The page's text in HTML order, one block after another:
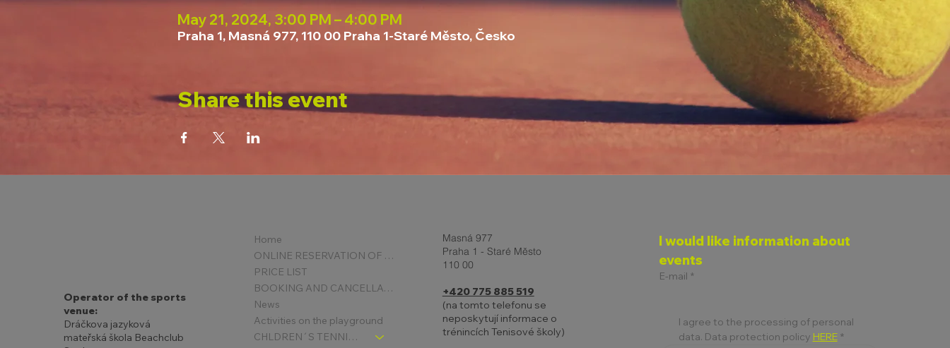
May 21, 2024, 3:00 PM – 4:00 PM
Praha 1, Masná 977, 110 00 Praha 1-Staré Město, Česko
Share this event
Operator of the sports
venue:
Dráčkova jazyková
mateřská škola Beachclub
Home
ONLINE RESERVATION OF COURTS
PRICE LIST
BOOKING AND CANCELLATION
News
Activities on the playground
CHLDREN´S TENNIS SCHOOL - SIGNPOST
Masná 977
Praha 1 - Staré Město
110 00
+420 775 885 519
(na tomto telefonu se
neposkytují informace o
trénincích Tenisové školy)
I would like information about
events
E-mail *
I agree to the processing of personal
data. Data protection policy HERE *